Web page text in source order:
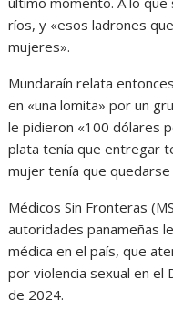
ríos, y «esos ladrones
mujeres».
Mundaraín relata
en «una lomita» por un
le pidieron «100 dólares
plata tenía que entregar
mujer tenía que
Médicos Sin Fronteras
autoridades panameñas
médica en el país, que
por violencia sexual en
de 2024.